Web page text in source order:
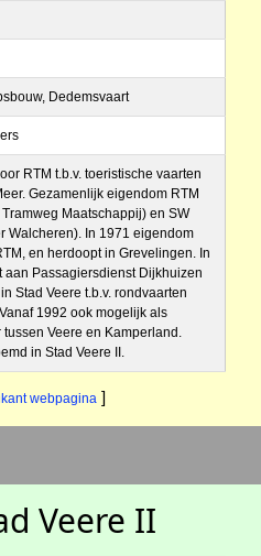
Dedemsvaart
RTM t.b.v. toeristische vaarten
Gezamenlijk eigendom RTM
Maatschappij) en SW
Walcheren). In 1971 eigendom
en herdoopt in Grevelingen. In
aan Passagiersdienst Dijkhuizen
Stad Veere t.b.v. rondvaarten
1992 ook mogelijk als
tussen Veere en Kamperland.
in Stad Veere II.
webpagina ]
Veere II